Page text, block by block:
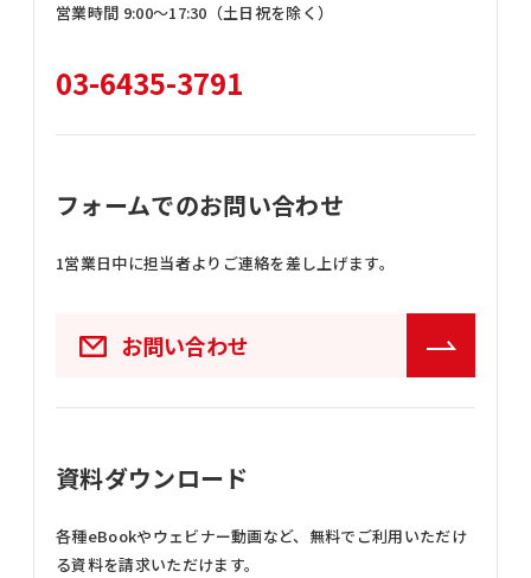
営業時間 9:00〜17:30（土日祝を除く）
03-6435-3791
フォームでのお問い合わせ
1営業日中に担当者よりご連絡を差し上げます。
お問い合わせ
資料ダウンロード
各種eBookやウェビナー動画など、 無料でご利用いただけ
る資料を請求いただけます。